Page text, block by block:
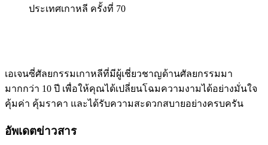
ประเทศเกาหลี ครั้งที่ 70
เอเจนซี่ศัลยกรรมเกาหลีที่มีผู้เชี่ยวชาญด้านศัลยกรรมมา
มากกว่า 10 ปี เพื่อให้คุณได้เปลี่ยนโฉมความงามได้อย่างมั่นใจ
คุ้มค่า คุ้มราคา และได้รับความสะดวกสบายอย่างครบครัน
อัพเดตข่าวสาร